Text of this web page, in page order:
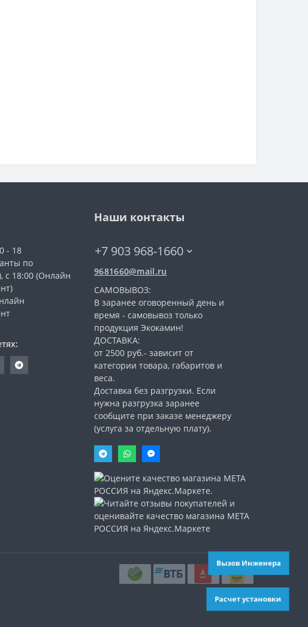
- 18
по
с 18:00 (Онлайн
Наши контакты
+7 903 968-1660
9681660@mail.ru
САМОВЫВОЗ:
В заранее оговоренный день и
время - самовывоз только
продукция Экокамин!
ДОСТАВКА:
от 2500 руб.- зависит от
категории товара, габаритов и
веса.
Доставка без разгрузки. Если
нужна разгрузка заранее
сообщите при заказе менеджеру
(услуга за отдельную плату).
Расчет установки
Вызов Инженера